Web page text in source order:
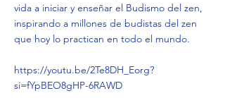
vida a iniciar y enseñar el Budismo del zen,
inspirando a millones de budistas del zen
que hoy lo practican en todo el mundo.
https://youtu.be/2Te8DH_Eorg?
si=fYpBEO8gHP-6RAWD